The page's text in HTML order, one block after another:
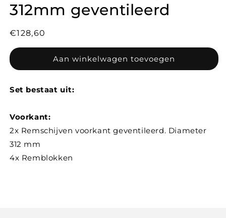
312mm geventileerd
Normale
prijs
€128,60
Aan winkelwagen toevoegen
Set bestaat uit:
Voorkant:
2x Remschijven voorkant geventileerd. Diameter
312 mm
4x Remblokken